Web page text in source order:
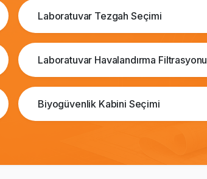
Laboratuvar Tezgah Seçimi
Laboratuvar Havalandırma Filtrasyonu
Biyogüvenlik Kabini Seçimi